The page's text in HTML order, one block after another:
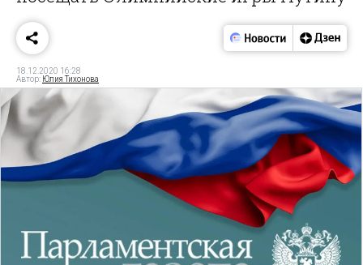
18.12.2020 16:28
Автор: Юлия Тихонова